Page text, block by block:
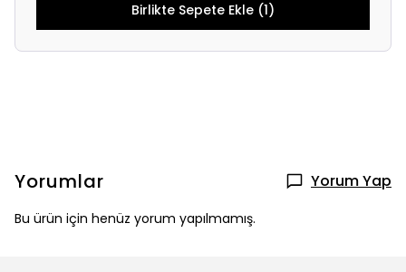
Birlikte Sepete Ekle (1)
Yorumlar Yorum Yap
Bu ürün için henüz yorum yapılmamış.